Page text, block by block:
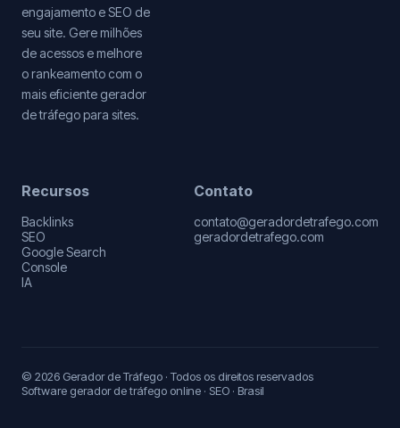
engajamento e SEO de
seu site. Gere milhões
de acessos e melhore
o rankeamento com o
mais eficiente gerador
de tráfego para sites.
Recursos
Backlinks
SEO
Google Search
Console
IA
Contato
contato@geradordetrafego.com
geradordetrafego.com
© 2026 Gerador de Tráfego · Todos os direitos reservados
Software gerador de tráfego online · SEO · Brasil